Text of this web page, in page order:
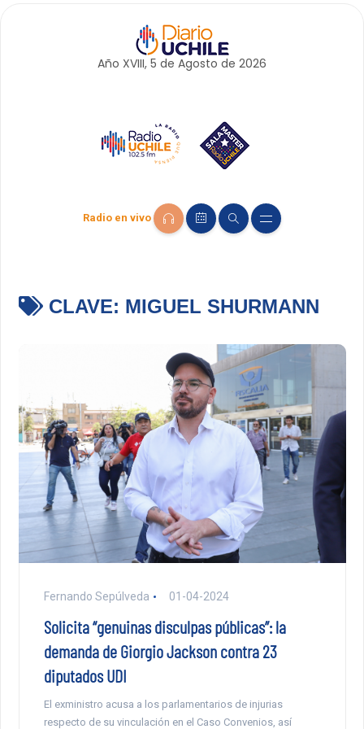
Año XVIII, 5 de Agosto de 2026
Radio en vivo
CLAVE: MIGUEL SHURMANN
Fernando Sepúlveda 01-04-2024
Solicita “genuinas disculpas públicas”: la
demanda de Giorgio Jackson contra 23
diputados UDI
El exministro acusa a los parlamentarios de injurias
respecto de su vinculación en el Caso Convenios, así